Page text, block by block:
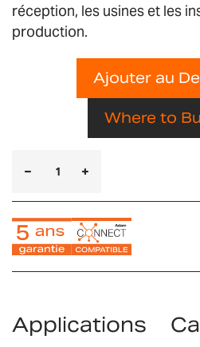
réception, les usines et les
production.
Ajouter au
Where to
Applications